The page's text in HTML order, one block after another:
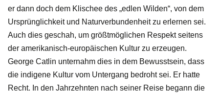
er dann doch dem Klischee des „edlen Wilden“, von dem
Ursprünglichkeit und Naturverbundenheit zu erlernen sei.
Auch dies geschah, um größtmöglichen Respekt seitens
der amerikanisch-europäischen Kultur zu erzeugen.
George Catlin unternahm dies in dem Bewusstsein, dass
die indigene Kultur vom Untergang bedroht sei. Er hatte
Recht. In den Jahrzehnten nach seiner Reise begann die